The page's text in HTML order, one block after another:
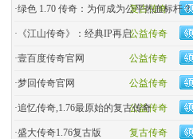
复古传奇
·绿色 1.70 传奇：为何成为公平热血标杆？
公益传奇
· 《江山传奇》：经典IP再启
公益传奇
·壹百度传奇官网
公益传奇
·梦回传奇官网
公益传奇
·追忆传奇,1.76最原始的复古传奇
复古传奇
·盛大传奇1.76复古版